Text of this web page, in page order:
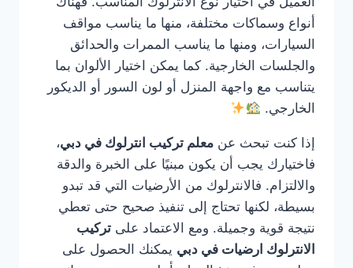
أنواع وسماكات مختلفة، منها ما يناسب مواقف
السيارات، ومنها ما يناسب الممرات والحدائق
والجلسات الخارجية. كما يمكن اختيار الألوان بما
يتناسب مع واجهة المنزل أو لون السور أو الديكور
الخارجي.
إذا كنت تبحث عن معلم تركيب انترلوك في دبي،
فاختيارك يجب أن يكون مبنيًا على الخبرة والدقة
والالتزام. فالانترلوك من الأرضيات التي قد تبدو
بسيطة، لكنها تحتاج إلى تنفيذ صحيح حتى تعطي
نتيجة قوية وجميلة. ومع الاعتماد على تركيب
الانترلوك ارضيات في دبي يمكنك الحصول على